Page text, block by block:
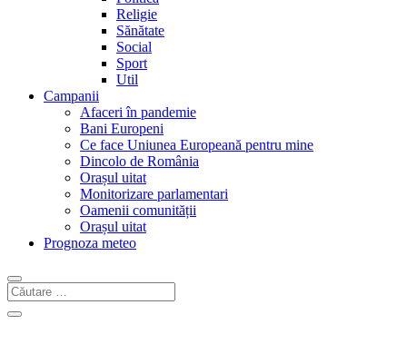
Religie
Sănătate
Social
Sport
Util
Campanii
Afaceri în pandemie
Bani Europeni
Ce face Uniunea Europeană pentru mine
Dincolo de România
Orașul uitat
Monitorizare parlamentari
Oamenii comunității
Orașul uitat
Prognoza meteo